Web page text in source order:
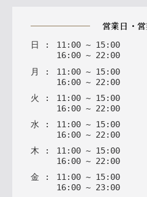
営業日・
日 : 11: 00 ~ 15: 00
16: 00 ~ 22: 00
月
: 11 : 00 ~ 15: 00
16: 00 ~ 22 : 00
火
: 11 : 00 ~ 15: 00
16: 00 ~ 22 : 00
水 : 11 : 00 ~ 15: 00
16: 00 ~ 22 : 00
木 : 11 : 00 ~ 15: 00
16: 00 ~ 22 : 00
金 : 11: 00 ~ 15: 00
16: 00 ~ 23: 00